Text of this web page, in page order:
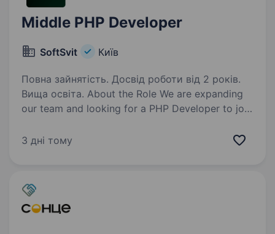
Middle PHP Developer
SoftSvit Київ
Повна зайнятість. Досвід роботи від 2 років.
Вища освіта. About the Role We are expanding
our team and looking for a PHP Developer to join
on developing and maintaining internal products,
3 дні тому